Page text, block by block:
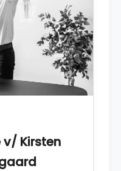
v/ Kirsten